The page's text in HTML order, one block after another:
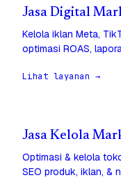
Jasa Digital
Kelola iklan Meta,
optimasi ROAS,
Lihat layanan →
Jasa Kelola
Optimasi & kelola
SEO produk, iklan, &